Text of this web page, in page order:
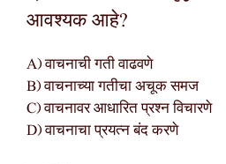
आवश्यक आहे?
A) वाचनाची गती वाढवणे
B) वाचनाच्या गतीचा अचूक समज
C) वाचनावर आधारित प्रश्न विचारणे
D) वाचनाचा प्रयत्न बंद करणे